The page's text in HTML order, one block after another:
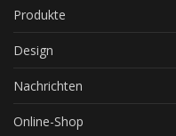
Produkte
Design
Nachrichten
Online-Shop